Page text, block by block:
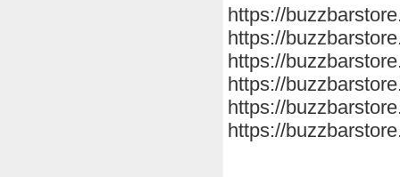
https://
https://
https://
https://
https://
https://